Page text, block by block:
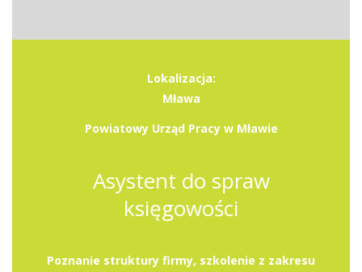
Lokalizacja:
Mława
Powiatowy Urząd Pracy w Mławie
Asystent do spraw
księgowości
Poznanie struktury firmy, szkolenie z zakresu